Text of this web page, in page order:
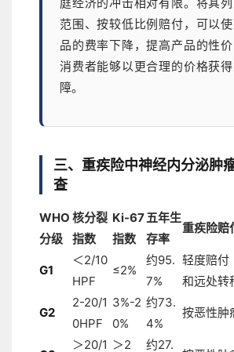
范围、按较低比例赔付，可以
品的费率下降，提高产品的性
消费者能够以更合理的价格获
障。
三、重疾险中神经内分泌肿
查
WHO
分级
核分裂
指数
Ki-67
指数
五年生
存率
重疾险赔
G1
＜2/10
HPF
≤2%
约95.
7%
轻度赔付
和远处转
G2
2-20/1
0HPF
3%-2
0%
约73.
4%
按恶性肿
＞20/1 ＞2
约27.